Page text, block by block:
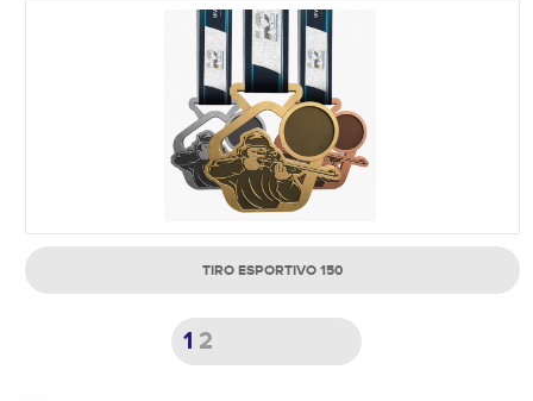
TIRO ESPORTIVO 150
1 2